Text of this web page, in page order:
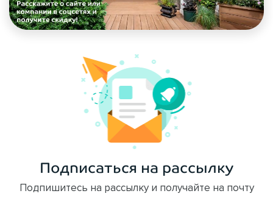
Подписаться на рассылку
Подпишитесь на рассылку и получайте на почту